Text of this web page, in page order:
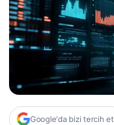
Google'da bizi tercih et